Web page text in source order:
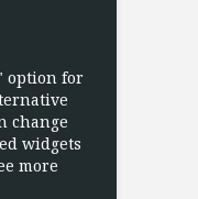
option for
change
widgets
more